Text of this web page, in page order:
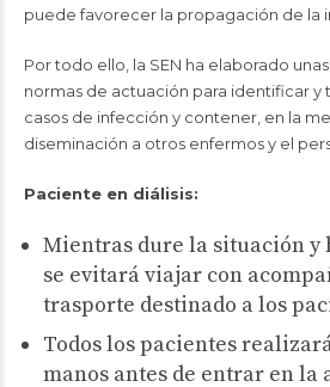
puede favorecer la propagación de la
Por todo ello, la SEN ha elaborado
normas de actuación para identificar
casos de infección y contener, en la
diseminación a otros enfermos y el
Paciente en diálisis:
Mientras dure la situación y
se evitará viajar con
trasporte destinado a los
Todos los pacientes
manos antes de entrar en la